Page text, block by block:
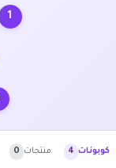
1
كوبونات 4 منتجات 0